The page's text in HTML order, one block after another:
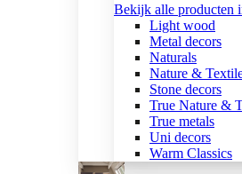
Bekijk alle producten
Light wood
Metal decors
Naturals
Nature &
Stone decors
True Nature &
True metals
Uni decors
Warm Classics